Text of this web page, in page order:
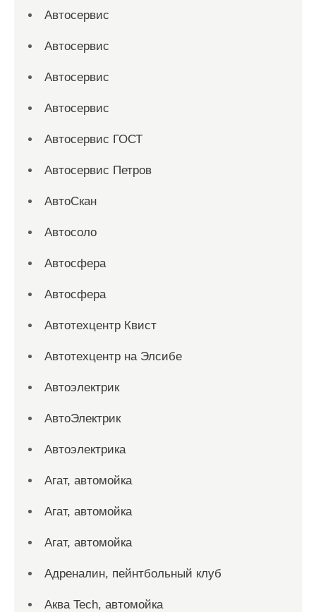
Автосервис
Автосервис
Автосервис
Автосервис
Автосервис ГОСТ
Автосервис Петров
АвтоСкан
Автосоло
Автосфера
Автосфера
Автотехцентр Квист
Автотехцентр на Элсибе
Автоэлектрик
АвтоЭлектрик
Автоэлектрика
Агат, автомойка
Агат, автомойка
Агат, автомойка
Адреналин, пейнтбольный клуб
Аква Tech, автомойка